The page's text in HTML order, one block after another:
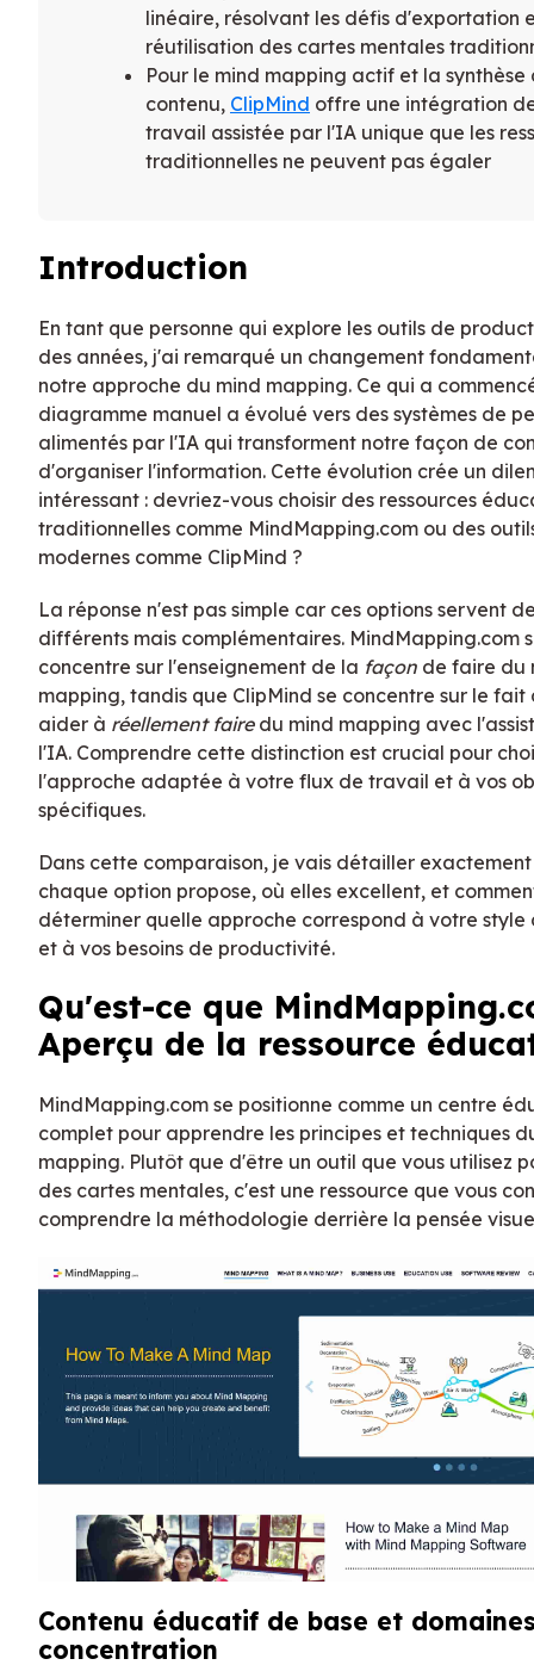
linéaire, résolvant les défis d'exportation
réutilisation des cartes mentales
Pour le mind mapping actif et la synthèse
contenu, ClipMind offre une intégration
travail assistée par l'IA unique que les
traditionnelles ne peuvent pas égaler
Introduction
En tant que personne qui explore les outils de
des années, j'ai remarqué un changement
notre approche du mind mapping. Ce qui a
diagramme manuel a évolué vers des systèmes de
alimentés par l'IA qui transforment notre façon de
d'organiser l'information. Cette évolution crée un
intéressant : devriez-vous choisir des ressources
traditionnelles comme MindMapping.com ou des
modernes comme ClipMind ?
La réponse n'est pas simple car ces options servent
différents mais complémentaires. MindMapping.com
concentre sur l'enseignement de la façon de faire du
mapping, tandis que ClipMind se concentre sur le fait
aider à réellement fairedu mind mapping avec
l'IA. Comprendre cette distinction est crucial pour
l'approche adaptée à votre flux de travail et à vos
spécifiques.
Dans cette comparaison, je vais détailler
chaque option propose, où elles excellent, et
déterminer quelle approche correspond à votre style
et à vos besoins de productivité.
Qu'est-ce que
Aperçu de la ressource
MindMapping.com se positionne comme un centre
complet pour apprendre les principes et techniques
mapping. Plutôt que d'être un outil que vous utilisez
des cartes mentales, c'est une ressource que vous
comprendre la méthodologie derrière la pensée
Contenu éducatif de base et
concentration